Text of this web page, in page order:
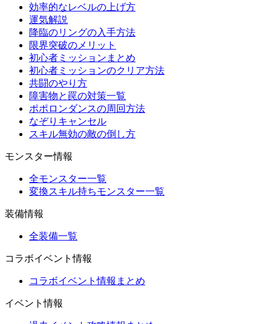
効率的なレベルの上げ方
運気解説
降臨のリングの入手方法
限界突破のメリット
初心者ミッションまとめ
初心者ミッションのクリア方法
共闘のやり方
障害物と罠の対策一覧
ポポロンダンスの周回方法
なぞりキャンセル
スキル無効の敵の倒し方
モンスター情報
全モンスター一覧
変換スキル持ちモンスター一覧
装備情報
全装備一覧
コラボイベント情報
コラボイベント情報まとめ
イベント情報